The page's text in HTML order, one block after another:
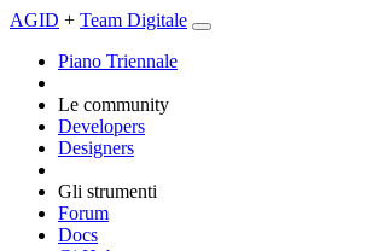
AGID + Team Digitale
Piano Triennale
Le community
Developers
Designers
Gli strumenti
Forum
Docs